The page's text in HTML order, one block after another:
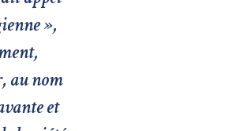
»,
au nom
et